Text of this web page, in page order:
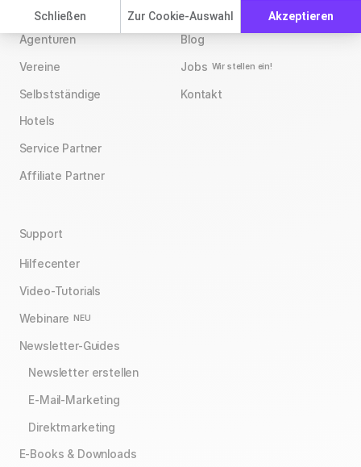
Schließen Zur Cookie-Auswahl Akzeptieren
Unternehmen
Agenturen
Vereine
Selbstständige
Hotels
Service Partner
Affiliate Partner
Kundenstimmen
Blog
Jobs Wir stellen ein!
Kontakt
Support
Hilfecenter
Video-Tutorials
Webinare NEU
Newsletter-Guides
Newsletter erstellen
E-Mail-Marketing
Direktmarketing
E-Books & Downloads